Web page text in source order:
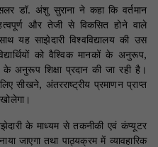
डॉ. अंशु सुराना ने कहा कि वर्तमान
और तेजी से विकसित होने वाले
यह साझेदारी विश्वविद्यालय की उस
को वैश्विक मानकों के अनुरूप,
अनुरूप शिक्षा प्रदान की जा रही है।
सीखने, अंतरराष्ट्रीय प्रमाणन प्राप्त
के माध्यम से तकनीकी एवं कंप्यूटर
जाएगा तथा पाठ्यक्रम में व्यावहारिक